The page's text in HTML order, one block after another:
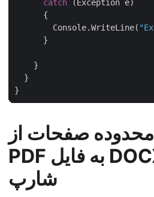
catch (Exception e)
      {
        Console.WriteLine(
      }
    }
  }
محدوده صفحات از
PDF به فایل DOCX در سی
شارپ